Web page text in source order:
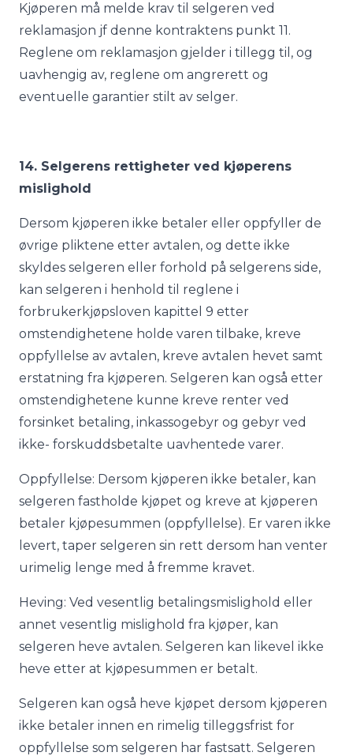
Kjøperen må melde krav til selgeren ved
reklamasjon jf denne kontraktens punkt 11.
Reglene om reklamasjon gjelder i tillegg til, og
uavhengig av, reglene om angrerett og
eventuelle garantier stilt av selger.
14. Selgerens rettigheter ved kjøperens
mislighold
Dersom kjøperen ikke betaler eller oppfyller de
øvrige pliktene etter avtalen, og dette ikke
skyldes selgeren eller forhold på selgerens side,
kan selgeren i henhold til reglene i
forbrukerkjøpsloven kapittel 9 etter
omstendighetene holde varen tilbake, kreve
oppfyllelse av avtalen, kreve avtalen hevet samt
erstatning fra kjøperen. Selgeren kan også etter
omstendighetene kunne kreve renter ved
forsinket betaling, inkassogebyr og gebyr ved
ikke- forskuddsbetalte uavhentede varer.
Oppfyllelse: Dersom kjøperen ikke betaler, kan
selgeren fastholde kjøpet og kreve at kjøperen
betaler kjøpesummen (oppfyllelse). Er varen ikke
levert, taper selgeren sin rett dersom han venter
urimelig lenge med å fremme kravet.
Heving: Ved vesentlig betalingsmislighold eller
annet vesentlig mislighold fra kjøper, kan
selgeren heve avtalen. Selgeren kan likevel ikke
heve etter at kjøpesummen er betalt.
Selgeren kan også heve kjøpet dersom kjøperen
ikke betaler innen en rimelig tilleggsfrist for
oppfyllelse som selgeren har fastsatt. Selgeren